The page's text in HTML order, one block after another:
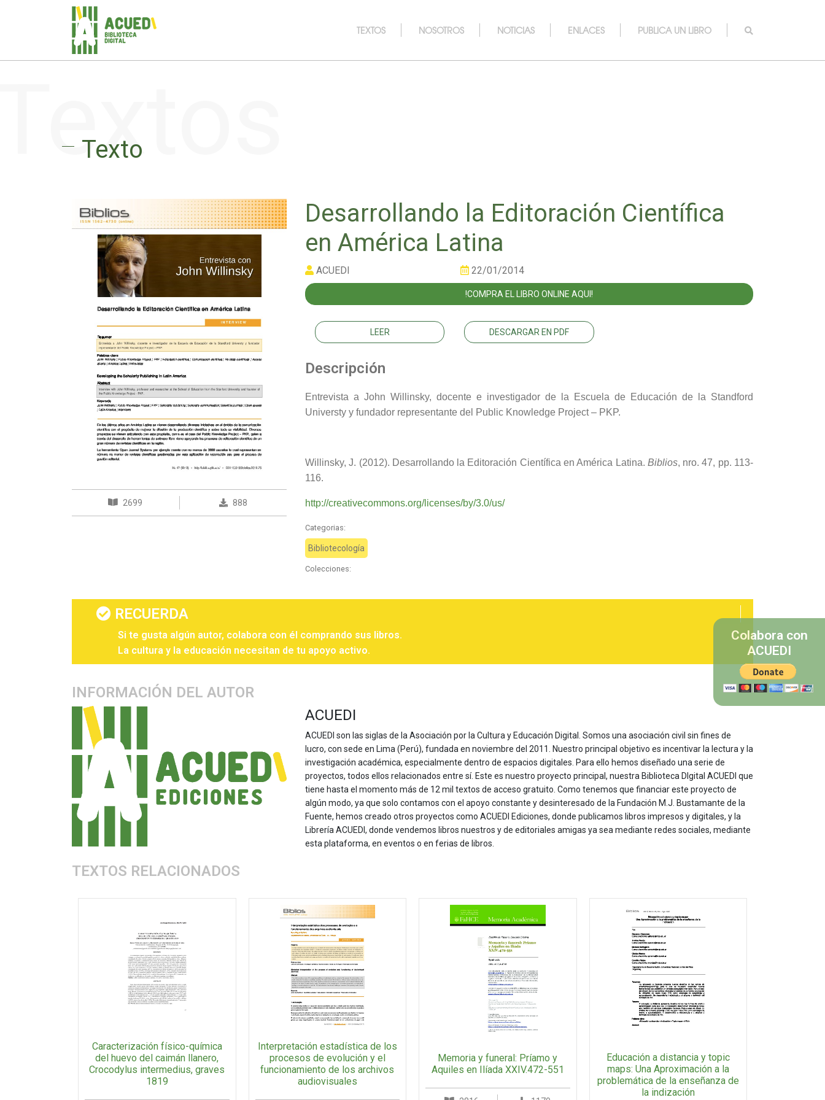
TEXTOS NOSOTROS NOTICIAS ENLACES PUBLICA UN LIBRO
Texto
2699 888
Desarrollando la Editoración Científica
en América Latina
ACUEDI 22/01/2014
!COMPRA EL LIBRO ONLINE AQUI!
LEER DESCARGAR EN PDF
Descripción
Entrevista a John Willinsky, docente e investigador de la Escuela de Educación de la Standford
Universty y fundador representante del Public Knowledge Project – PKP.
Willinsky, J. (2012). Desarrollando la Editoración Científica en América Latina. Biblios, nro. 47, pp. 113-
116.
http://creativecommons.org/licenses/by/3.0/us/
Categorias:
Bibliotecología
Colecciones:
RECUERDA
Si te gusta algún autor, colabora con él comprando sus libros.
La cultura y la educación necesitan de tu apoyo activo.
INFORMACIÓN DEL AUTOR
ACUEDI
ACUEDI son las siglas de la Asociación por la Cultura y Educación Digital. Somos una asociación civil sin fines de
lucro, con sede en Lima (Perú), fundada en noviembre del 2011. Nuestro principal objetivo es incentivar la lectura y la
investigación académica, especialmente dentro de espacios digitales. Para ello hemos diseñado una serie de
proyectos, todos ellos relacionados entre sí. Este es nuestro proyecto principal, nuestra Biblioteca DIgital ACUEDI que
tiene hasta el momento más de 12 mil textos de acceso gratuito. Como tenemos que financiar este proyecto de
algún modo, ya que solo contamos con el apoyo constante y desinteresado de la Fundación M.J. Bustamante de la
Fuente, hemos creado otros proyectos como ACUEDI Ediciones, donde publicamos libros impresos y digitales, y la
Librería ACUEDI, donde vendemos libros nuestros y de editoriales amigas ya sea mediante redes sociales, mediante
esta plataforma, en eventos o en ferias de libros.
TEXTOS RELACIONADOS
Caracterización físico-química
del huevo del caimán llanero,
Crocodylus intermedius, graves
1819
Interpretación estadística de los
procesos de evolución y el
funcionamiento de los archivos
audiovisuales
Memoria y funeral: Príamo y
Aquiles en Ilíada XXIV.472-551
Educación a distancia y topic
maps: Una Aproximación a la
problemática de la enseñanza de
la indización
Colabora con
ACUEDI